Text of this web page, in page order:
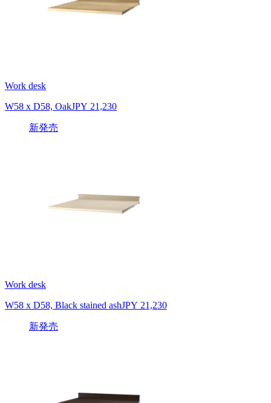
Work desk
W58 x D58, OakJPY 21,230
新発売
Work desk
W58 x D58, Black stained ashJPY 21,230
新発売